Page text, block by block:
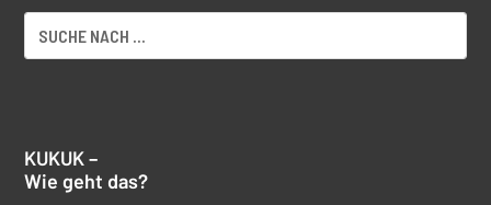
KUKUK –
Wie geht das?